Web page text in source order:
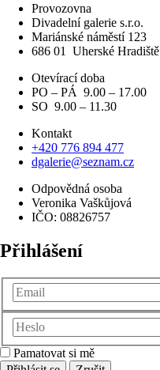
Provozovna
Divadelní galerie s.r.o.
Mariánské náměstí 123
686 01
Uherské Hradiště
Otevírací doba
PO – PÁ 9.00 – 17.00
SO 9.00 – 11.30
Kontakt
+420 776 894 477
dgalerie@seznam.cz
Odpovědná osoba
Veronika Vaškůjová
IČO: 08826757
Přihlášení
Pamatovat si mě